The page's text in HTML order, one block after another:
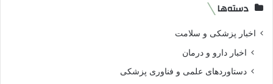
دسته‌ها
اخبار پزشکی و سلامت
اخبار دارو و درمان
دستاوردهای علمی و فناوری پزشکی